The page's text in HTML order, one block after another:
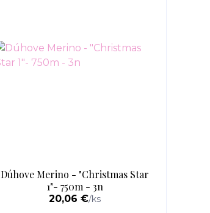
Dúhove Merino - "Christmas Star
1"- 750m - 3n
20,06 €/ks